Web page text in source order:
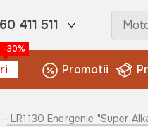
411 511
-30%
Promotii
- LR1130 Energenie "Super